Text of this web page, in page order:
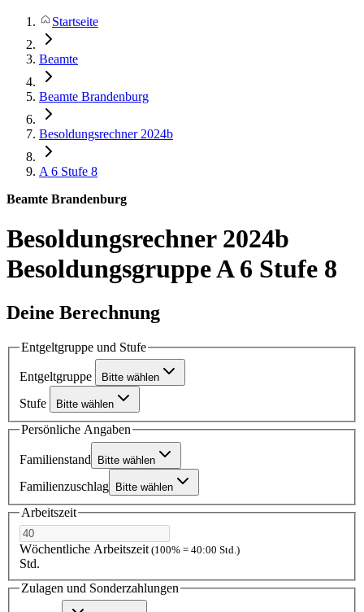
Startseite
Beamte
Beamte Brandenburg
Besoldungsrechner 2024b
A 6 Stufe 8
Beamte Brandenburg
Besoldungsrechner 2024b
Besoldungsgruppe A 6 Stufe 8
Deine Berechnung
Entgeltgruppe und Stufe
Entgeltgruppe Bitte wählen
Stufe Bitte wählen
Persönliche Angaben
Familienstand Bitte wählen
Familienzuschlag Bitte wählen
Arbeitszeit
Wöchentliche Arbeitszeit (100% = 40:00 Std.)
Std.
Zulagen und Sonderzahlungen